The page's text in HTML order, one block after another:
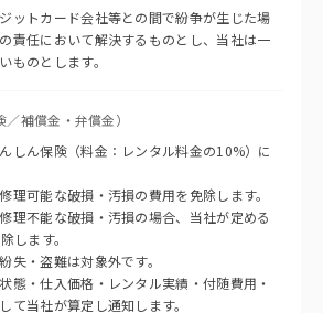
ットカード会社等との間で紛争が生じた場
責任において解決するものとし、当社は一
ものとします。
補償金・弁償金）
しん保険（料金：レンタル料金の10%）に
理可能な破損・汚損の費用を免除します。
理不能な破損・汚損の場合、当社が定める
します。
失・盗難は対象外です。
態・仕入価格・レンタル実績・付随費用・
て当社が算定し通知します。